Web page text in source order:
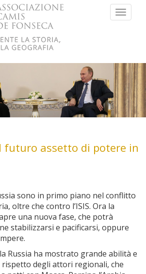
Menu
futuro assetto di potere in
sono in primo piano nel conflitto
oltre che contro l’ISIS. Ora la
una nuova fase, che potrà
stabilizzarsi e pacificarsi, oppure
Russia ha mostrato grande abilità e
rispetto degli attori regionali, che